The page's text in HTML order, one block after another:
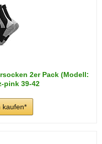
2er Pack (Modell:
pink 39-42
kaufen*